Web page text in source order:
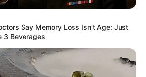
Say Memory Loss Isn't Age: Just
3 Beverages